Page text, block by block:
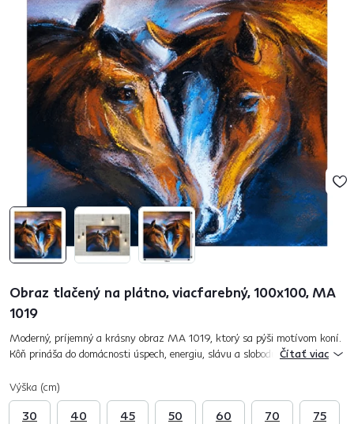
Obraz tlačený na plátno, viacfarebný, 100x100, MA
1019
Moderný, príjemný a krásny obraz MA 1019, ktorý sa pýši motívom koní.
Kôň prináša do domácnosti úspech, energiu, slávu a slobodu. Miestnosť
Čítať viac
Výška (cm)
30 40 45 50 60 70 75